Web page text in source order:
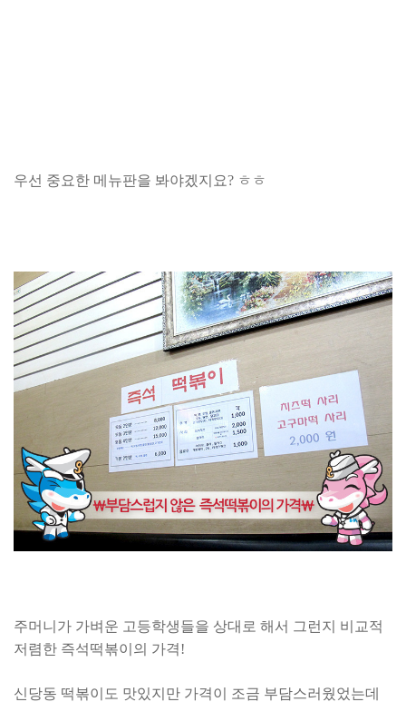
우선 중요한 메뉴판을 봐야겠지요? ㅎㅎ
주머니가 가벼운 고등학생들을 상대로 해서 그런지
비교적
저렴한 즉석떡볶이의 가격!
신당동 떡볶이도 맛있지만 가격이 조금 부담스러웠었는데